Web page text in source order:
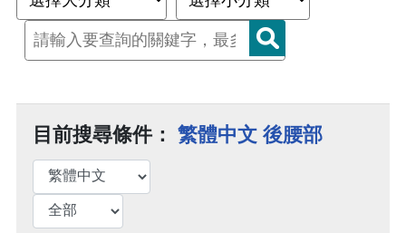
目前搜尋條件： 繁體中文 後腰部